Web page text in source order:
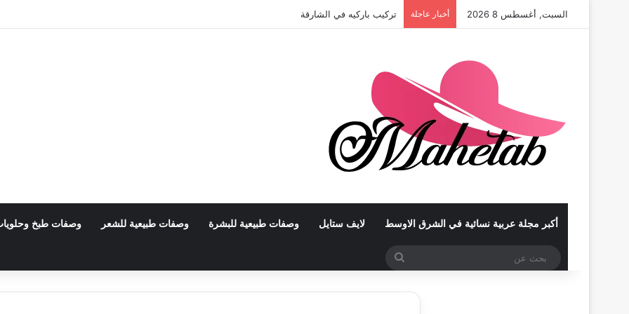
السبت, أغسطس 8 2026 أخبار عاجلة تركيب باركيه في الشارقة
أكبر مجلة عربية نسائية في الشرق الاوسط لايف ستايل وصفات طبيعية للبشرة وصفات طبيعية للشعر وصفات طبخ
بحث